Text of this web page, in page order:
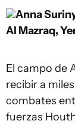
Anna
Al Mazraq,
El campo de
recibir a
combates
fuerzas